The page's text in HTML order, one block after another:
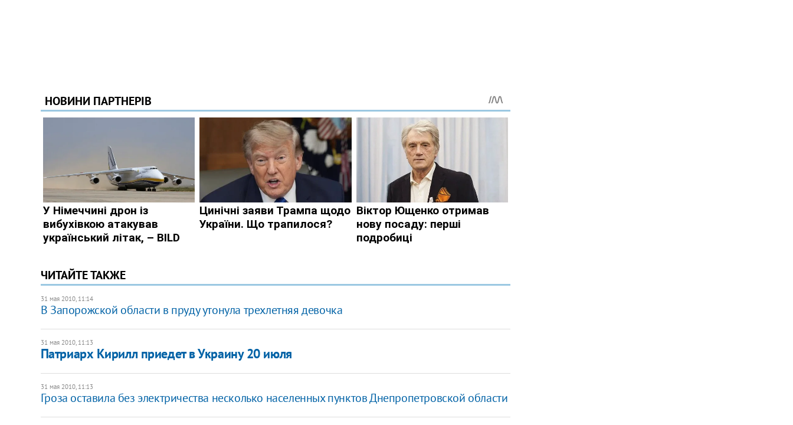
ЧИТАЙТЕ ТАКЖЕ
31 мая 2010, 11:14
В Запорожской области в пруду утонула трехлетняя девочка
31 мая 2010, 11:13
Патриарх Кирилл приедет в Украину 20 июля
31 мая 2010, 11:13
Гроза оставила без электричества несколько населенных пунктов Днепропетровской области